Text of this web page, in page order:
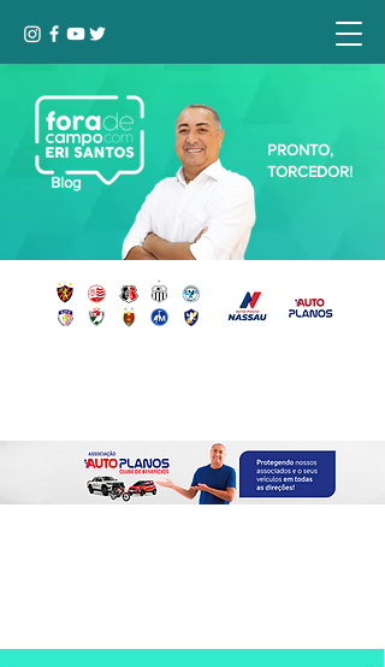
Blog
PRONTO,
TORCEDOR!